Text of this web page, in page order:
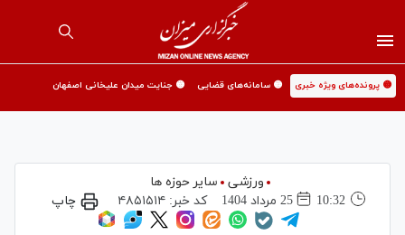
🟡 پرونده‌های ویژه خبری 🟡 سامانه‌های قضایی 🟡 جنایت میدان علیخانی اصفهان
ورزشی
سایر حوزه ها
10:32
25 مرداد 1404 کد خبر:۴۸۵۱۵۱۴ چاپ